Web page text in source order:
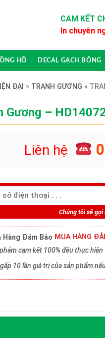
CAM KẾT
In chuyên
HỒ DECAL GẠCH BÔNG
ĐẠI » TRANH GƯƠNG »
Gương –
Liên hệ
Chúng tôi sẽ
MUA HÀNG
cam kết 100% đều thực
10 lần giá trị của sản phẩm